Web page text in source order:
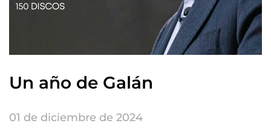
Un año de Galán
01 de diciembre de 2024